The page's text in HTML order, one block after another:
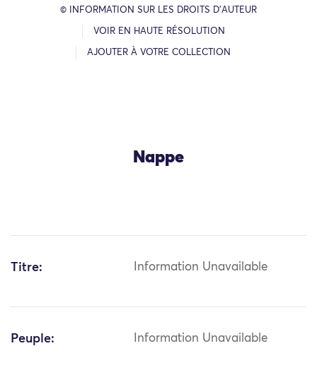
© INFORMATION SUR LES DROITS D’AUTEUR
VOIR EN HAUTE RÉSOLUTION
AJOUTER À VOTRE COLLECTION
Nappe
Titre: Information Unavailable
Peuple: Information Unavailable